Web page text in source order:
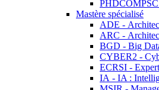
PHDCOMPSC
Mastère spécialisé
ADE -
ARC -
BGD - Big
CYBER2 -
ECRSI -
IA - IA :